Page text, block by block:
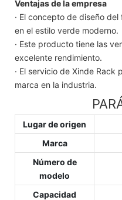
Ventajas de la empresa
· El concepto de diseño
en el estilo verde moderno.
· Este producto tiene las
excelente rendimiento.
· El servicio de Xinde
marca en la industria.
Lugar de origen
Marca
Número de
modelo
Capacidad